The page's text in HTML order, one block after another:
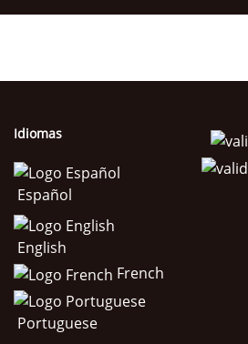
Idiomas
Español
English
French
Portuguese